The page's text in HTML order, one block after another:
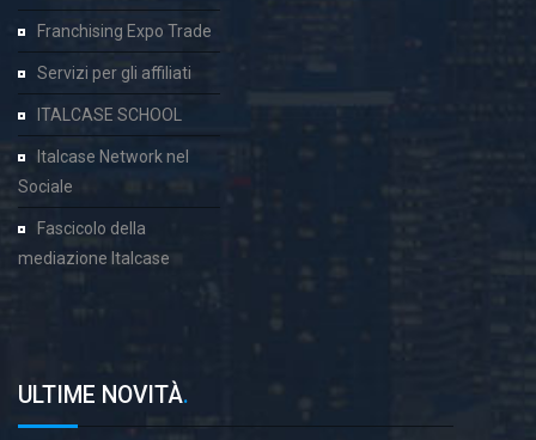
Franchising Expo Trade
Servizi per gli affiliati
ITALCASE SCHOOL
Italcase Network nel
Sociale
Fascicolo della
mediazione Italcase
ULTIME NOVITÀ.